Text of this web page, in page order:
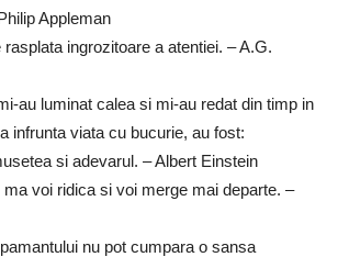
Appleman
ingrozitoare a atentiei. – A.G.
au luminat calea si mi-au redat din timp in
infrunta viata cu bucurie, au fost:
si adevarul. – Albert Einstein
voi ridica si voi merge mai departe. –
nu pot cumpara o sansa